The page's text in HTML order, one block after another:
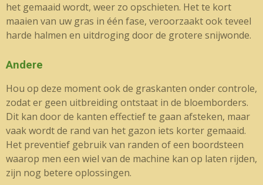
het gemaaid wordt, weer zo opschieten. Het te kort
maaien van uw gras in één fase, veroorzaakt ook teveel
harde halmen en uitdroging door de grotere snijwonde.
Andere
Hou op deze moment ook de graskanten onder controle,
zodat er geen uitbreiding ontstaat in de bloemborders.
Dit kan door de kanten effectief te gaan afsteken, maar
vaak wordt de rand van het gazon iets korter gemaaid.
Het preventief gebruik van randen of een boordsteen
waarop men een wiel van de machine kan op laten rijden,
zijn nog betere oplossingen.